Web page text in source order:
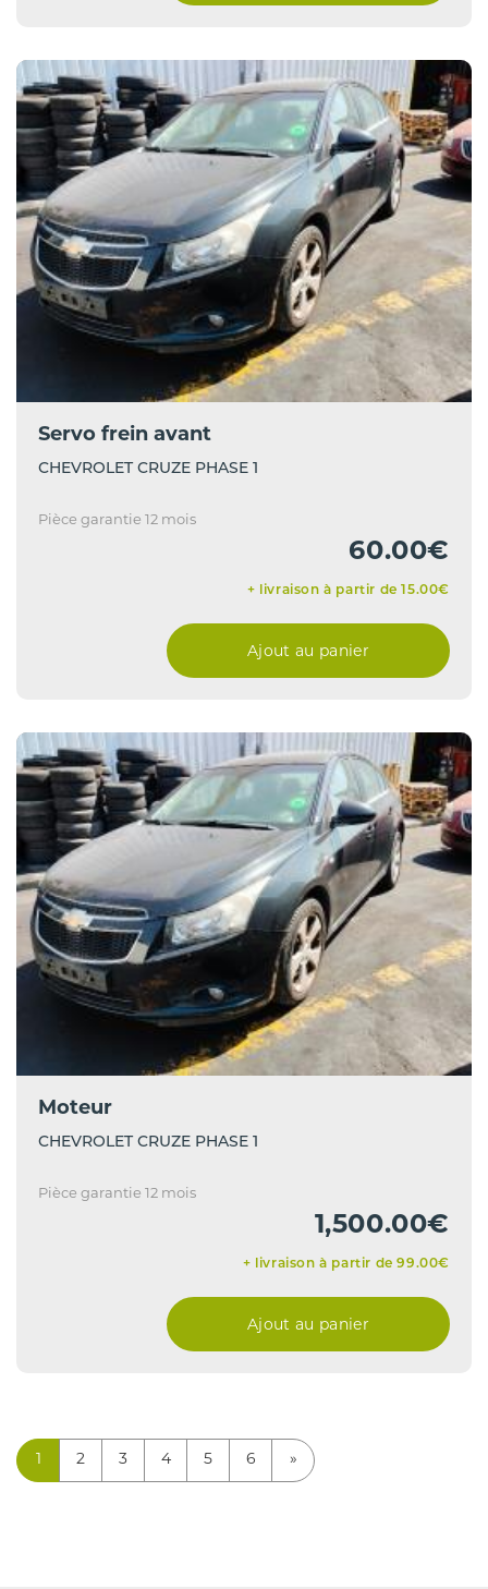
Servo frein avant
CHEVROLET CRUZE PHASE 1
Pièce garantie 12 mois
60.00€
+ livraison à partir de 15.00€
Ajout au panier
Moteur
CHEVROLET CRUZE PHASE 1
Pièce garantie 12 mois
1,500.00€
+ livraison à partir de 99.00€
Ajout au panier
1 2 3 4 5 6 »